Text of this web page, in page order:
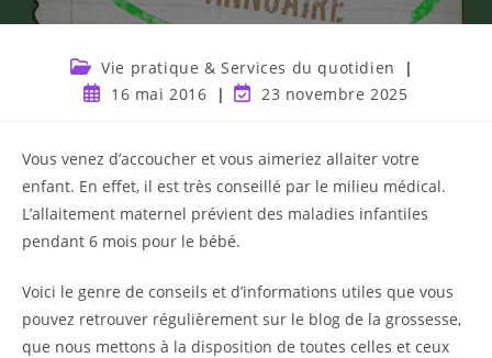
Vie pratique & Services du quotidien
16 mai 2016
23 novembre 2025
Vous venez d’accoucher et vous aimeriez allaiter votre
enfant. En effet, il est très conseillé par le milieu médical.
L’allaitement maternel prévient des maladies infantiles
pendant 6 mois pour le bébé.
Voici le genre de conseils et d’informations utiles que vous
pouvez retrouver régulièrement sur le blog de la grossesse,
que nous mettons à la disposition de toutes celles et ceux